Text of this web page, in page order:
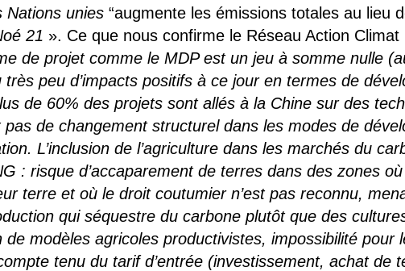
Nations unies “augmente les émissions totales au lieu
21 ». Ce que nous confirme le Réseau Action Climat
de projet comme le MDP est un jeu à somme nulle
très peu d’impacts positifs à ce jour en termes de
de 60% des projets sont allés à la Chine sur des
pas de changement structurel dans les modes de
L’inclusion de l’agriculture dans les marchés du
: risque d’accaparement de terres dans des zones
terre et où le droit coutumier n’est pas reconnu,
qui séquestre du carbone plutôt que des
modèles agricoles productivistes, impossibilité pour
tenu du tarif d’entrée (investissement, achat de